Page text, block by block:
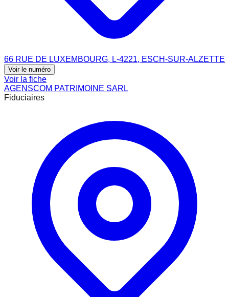
66 RUE DE LUXEMBOURG, L-4221, ESCH-SUR-ALZETTE
Voir le numéro
Voir la fiche
AGENSCOM PATRIMOINE SARL
Fiduciaires